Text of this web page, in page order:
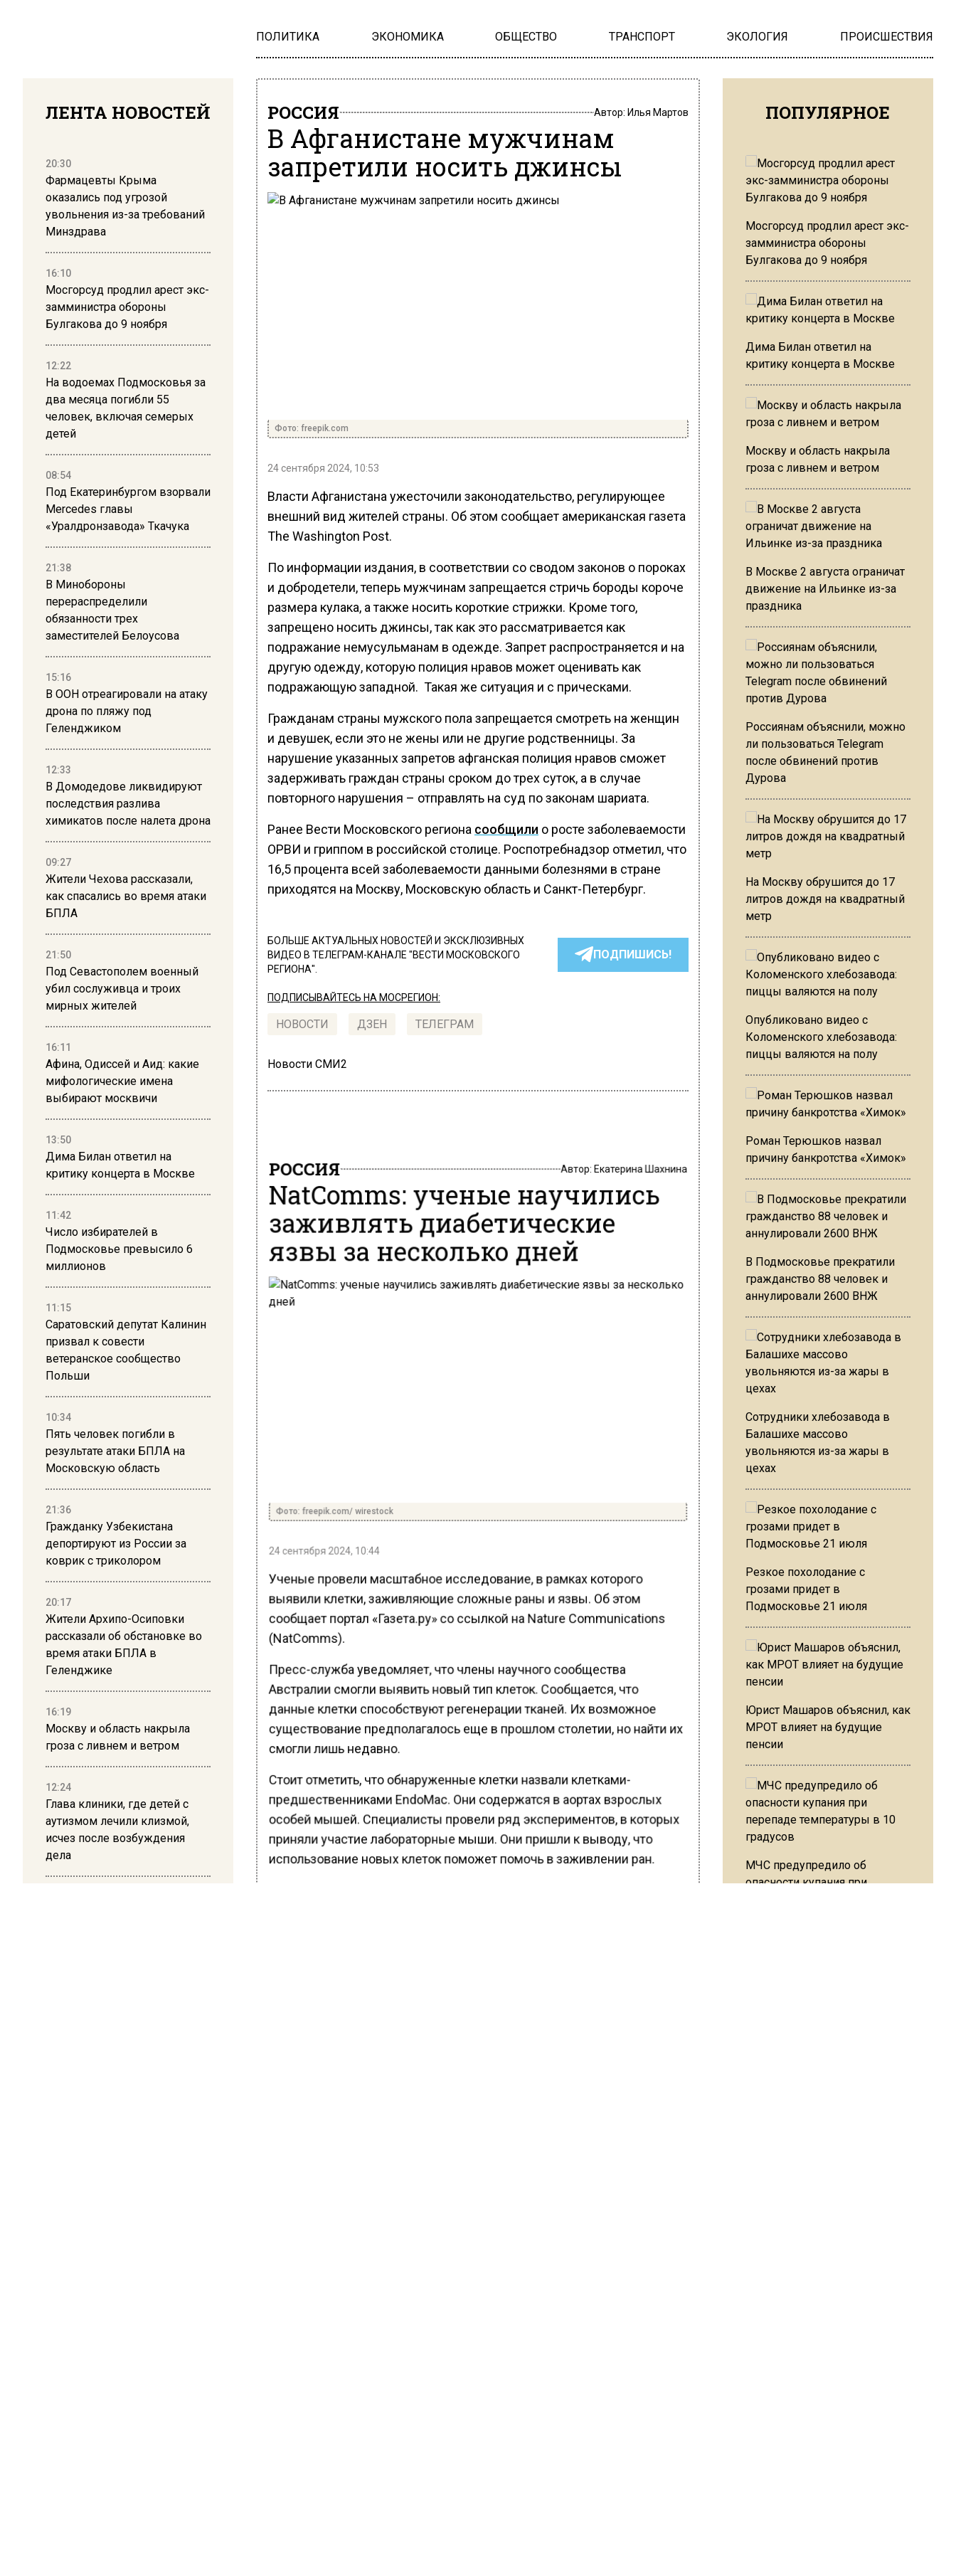
ПОЛИТИКА ЭКОНОМИКА ОБЩЕСТВО ТРАНСПОРТ ЭКОЛОГИЯ ПРОИСШЕСТВИЯ
ЛЕНТА НОВОСТЕЙ
20:30
Фармацевты Крыма
оказались под угрозой
увольнения из-за требований
Минздрава
16:10
Мосгорсуд продлил арест экс-
замминистра обороны
Булгакова до 9 ноября
12:22
На водоемах Подмосковья за
два месяца погибли 55
человек, включая семерых
детей
08:54
Под Екатеринбургом взорвали
Mercedes главы
«Уралдронзавода» Ткачука
21:38
В Минобороны
перераспределили
обязанности трех
заместителей Белоусова
15:16
В ООН отреагировали на атаку
дрона по пляжу под
Геленджиком
12:33
В Домодедове ликвидируют
последствия разлива
химикатов после налета дрона
09:27
Жители Чехова рассказали,
как спасались во время атаки
БПЛА
21:50
Под Севастополем военный
убил сослуживца и троих
мирных жителей
16:11
Афина, Одиссей и Аид: какие
мифологические имена
выбирают москвичи
13:50
Дима Билан ответил на
критику концерта в Москве
11:42
Число избирателей в
Подмосковье превысило 6
миллионов
11:15
Саратовский депутат Калинин
призвал к совести
ветеранское сообщество
Польши
10:34
Пять человек погибли в
результате атаки БПЛА на
Московскую область
21:36
Гражданку Узбекистана
депортируют из России за
коврик с триколором
20:17
Жители Архипо-Осиповки
рассказали об обстановке во
время атаки БПЛА в
Геленджике
16:19
Москву и область накрыла
гроза с ливнем и ветром
12:24
Глава клиники, где детей с
аутизмом лечили клизмой,
исчез после возбуждения
дела
РОССИЯ Автор: Илья Мартов
В Афганистане мужчинам
запретили носить джинсы
Фото: freepik.com
24 сентября 2024, 10:53
Власти Афганистана ужесточили законодательство, регулирующее
внешний вид жителей страны. Об этом сообщает американская газета
The Washington Post.
По информации издания, в соответствии со сводом законов о пороках
и добродетели, теперь мужчинам запрещается стричь бороды короче
размера кулака, а также носить короткие стрижки. Кроме того,
запрещено носить джинсы, так как это рассматривается как
подражание немусульманам в одежде. Запрет распространяется и на
другую одежду, которую полиция нравов может оценивать как
подражающую западной. Такая же ситуация и с прическами.
Гражданам страны мужского пола запрещается смотреть на женщин
и девушек, если это не жены или не другие родственницы. За
нарушение указанных запретов афганская полиция нравов сможет
задерживать граждан страны сроком до трех суток, а в случае
повторного нарушения – отправлять на суд по законам шариата.
Ранее Вести Московского региона сообщили о росте заболеваемости
ОРВИ и гриппом в российской столице. Роспотребнадзор отметил, что
16,5 процента всей заболеваемости данными болезнями в стране
приходятся на Москву, Московскую область и Санкт-Петербург.
БОЛЬШЕ АКТУАЛЬНЫХ НОВОСТЕЙ И ЭКСКЛЮЗИВНЫХ
ВИДЕО В ТЕЛЕГРАМ-КАНАЛЕ "ВЕСТИ МОСКОВСКОГО
РЕГИОНА".
ПОДПИШИСЬ!
ПОДПИСЫВАЙТЕСЬ НА МОСРЕГИОН:
НОВОСТИ ДЗЕН ТЕЛЕГРАМ
Новости СМИ2
РОССИЯ Автор:Екатерина Шахнина
NatComms: ученые научились
заживлять диабетические
язвы за несколько дней
Фото: freepik.com/ wirestock
24 сентября 2024, 10:44
Ученые провели масштабное исследование, в рамках которого
выявили клетки, заживляющие сложные раны и язвы. Об этом
сообщает портал «Газета.ру» со ссылкой на Nature Communications
(NatComms).
Пресс-служба уведомляет, что члены научного сообщества
Австралии смогли выявить новый тип клеток. Сообщается, что
данные клетки способствуют регенерации тканей. Их возможное
существование предполагалось еще в прошлом столетии, но найти их
смогли лишь недавно.
Стоит отметить, что обнаруженные клетки назвали клетками-
предшественниками EndoMac. Они содержатся в аортах взрослых
особей мышей. Специалисты провели ряд экспериментов, в которых
приняли участие лабораторные мыши. Они пришли к выводу, что
использование новых клеток поможет помочь в заживлении ран.
ПОПУЛЯРНОЕ
Мосгорсуд продлил арест экс-
замминистра обороны
Булгакова до 9 ноября
Дима Билан ответил на
критику концерта в Москве
Москву и область накрыла
гроза с ливнем и ветром
В Москве 2 августа ограничат
движение на Ильинке из-за
праздника
Россиянам объяснили, можно
ли пользоваться Telegram
после обвинений против
Дурова
На Москву обрушится до 17
литров дождя на квадратный
метр
Опубликовано видео с
Коломенского хлебозавода:
пиццы валяются на полу
Роман Терюшков назвал
причину банкротства «Химок»
В Подмосковье прекратили
гражданство 88 человек и
аннулировали 2600 ВНЖ
Сотрудники хлебозавода в
Балашихе массово
увольняются из-за жары в
цехах
Резкое похолодание с
грозами придет в
Подмосковье 21 июля
Юрист Машаров объяснил, как
МРОТ влияет на будущие
пенсии
МЧС предупредило об
опасности купания при